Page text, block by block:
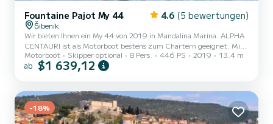
Fountaine Pajot My 44 4.6 (5 bewertungen)
Šibenik
Wir bieten Ihnen ein My 44 von 2019 in Mandalina Marina. ALPHA
CENTAURI ist als Motorboot bestens zum Chartern geeignet. Mit
seinen angenehmen Fahreigenschaften eignet sich dieses Schiff
ideal für einen Törn von einer Woche und mehr. Das Boot hat 4
sein, um einen einzigartigen Urlaub auf dem Wasser in der
Umgebung von Mandalina Marina zu verbringen. Dieses My 44
verfüg...
Motorboot Skipper optional 8 Pers. 446 PS 2019 13.4 m
ab $1 639,12
-18%